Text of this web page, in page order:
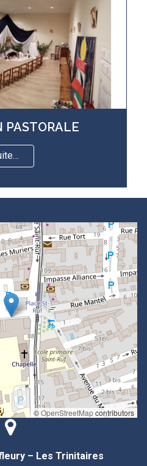
©OpenStreetMapcontributors
– Les Trinitaires